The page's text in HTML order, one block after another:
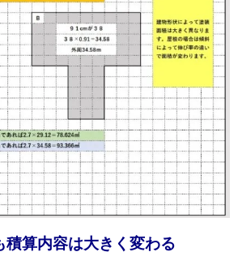
積算内容は大きく変わる